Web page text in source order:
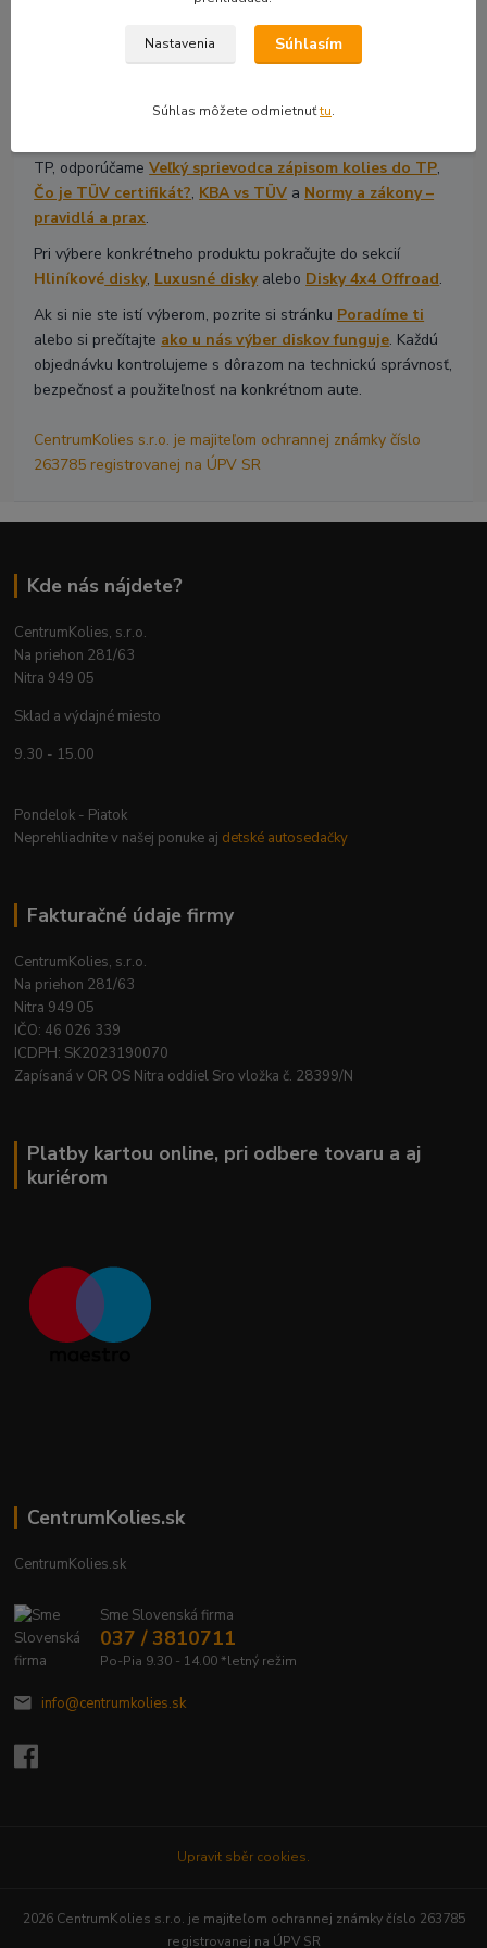
Ak riešite technické parametre, začnite článkami
Môžem dať väčšie disky?.
TP, odporúčameVeľký sprievodca zápisom kolies do TP,
Čo je TÜV certifikát?, KBA vs TÜV a Normy a zákony –
pravidlá a prax.
Pri výbere konkrétneho produktu pokračujte do sekcií
Hliníkové disky, Luxusné diskyalebo Disky 4x4 Offroad.
Ak si nie ste istí výberom, pozrite si stránku Poradíme ti
alebo si prečítajte ako u nás výber diskov funguje. Každú
objednávku kontrolujeme s dôrazom na technickú správnosť,
bezpečnosť a použiteľnosť na konkrétnom aute.
CentrumKolies s.r.o. je majiteľom ochrannej známky číslo
263785 registrovanej na ÚPV SR
Kde nás nájdete?
CentrumKolies, s.r.o.
Na priehon 281/63
Nitra 949 05
Sklad a výdajné miesto
9.30 - 15.00
Pondelok - Piatok
Neprehliadnite v našej ponuke aj detské autosedačky
Fakturačné údaje firmy
CentrumKolies, s.r.o.
Na priehon 281/63
Nitra 949 05
IČO: 46 026 339
ICDPH: SK2023190070
Zapísaná v OR OS Nitra oddiel Sro vložka č. 28399/N
Platby kartou online, pri odbere tovaru a aj
kuriérom
CentrumKolies.sk
CentrumKolies.sk
Sme Slovenská firma
037 / 3810711
Po-Pia 9.30 - 14.00 *letný režim
info@centrumkolies.sk
Upravit sběr cookies.
2026 CentrumKolies s.r.o. je majiteľom ochrannej známky číslo 263785
registrovanej na ÚPV SR
Nastavenia Súhlasím
Súhlas môžete odmietnuťtu.